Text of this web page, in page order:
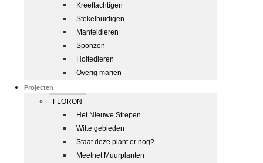
Kreeftachtigen
Stekelhuidigen
Manteldieren
Sponzen
Holtedieren
Overig marien
Projecten
FLORON
Het Nieuwe Strepen
Witte gebieden
Staat deze plant er nog?
Meetnet Muurplanten